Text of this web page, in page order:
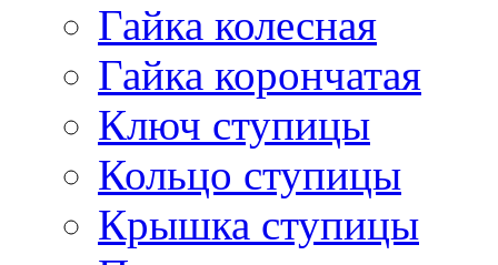
Гайка колесная
Гайка корончатая
Ключ ступицы
Кольцо ступицы
Крышка ступицы